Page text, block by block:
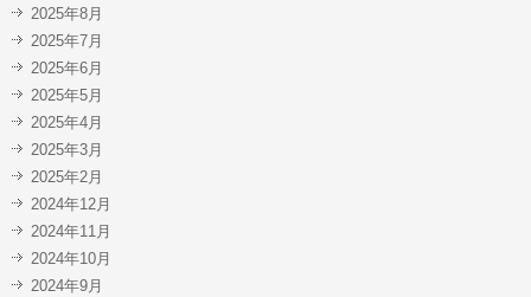
2025年8月
2025年7月
2025年6月
2025年5月
2025年4月
2025年3月
2025年2月
2024年12月
2024年11月
2024年10月
2024年9月